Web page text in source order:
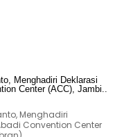
Menghadiri
Convention Center